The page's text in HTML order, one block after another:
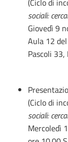
(Ciclo di
sociali:
Giovedì 9
Aula 12
Pascoli
(Ciclo di
sociali:
Mercoledì